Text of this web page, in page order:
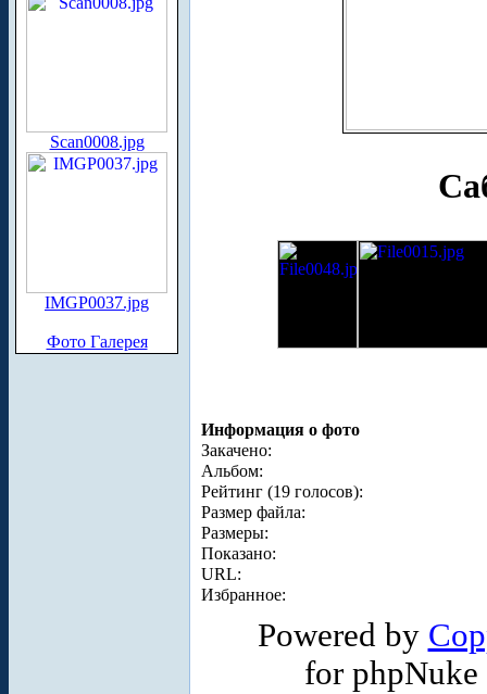
Scan0008.jpg
IMGP0037.jpg
Фото Галерея
Информация о фото
Закачено:
Альбом:
Рейтинг (19 голосов):
Размер файла:
Размеры:
Показано:
URL:
Избранное:
Powered by
for